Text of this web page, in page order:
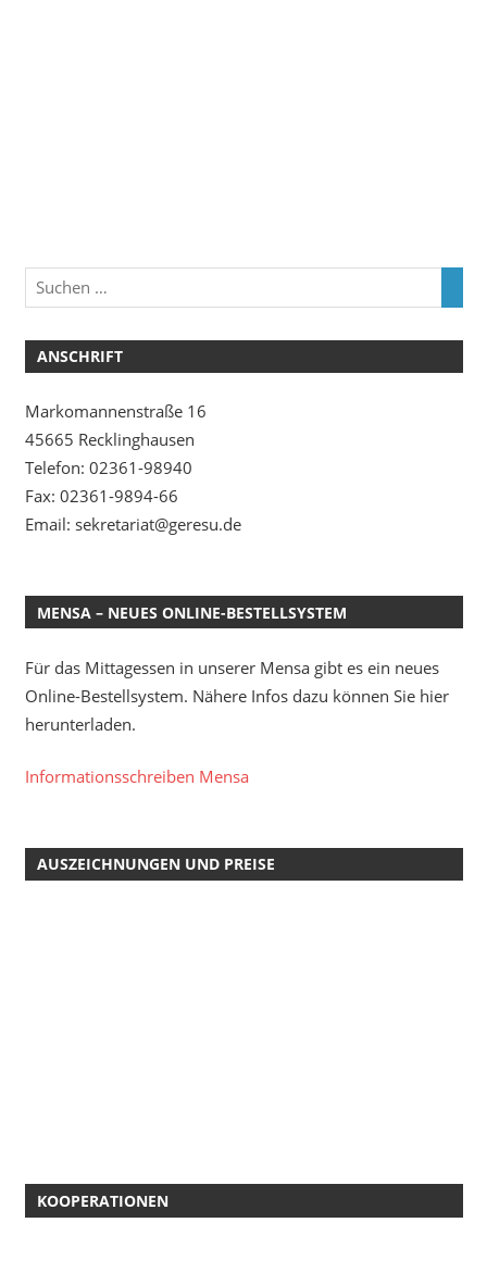
ANSCHRIFT
Markomannenstraße 16
45665 Recklinghausen
Telefon: 02361-98940
Fax: 02361-9894-66
Email: sekretariat@geresu.de
MENSA – NEUES ONLINE-BESTELLSYSTEM
Für das Mittagessen in unserer Mensa gibt es ein neues
Online-Bestellsystem. Nähere Infos dazu können Sie hier
herunterladen.
Informationsschreiben Mensa
AUSZEICHNUNGEN UND PREISE
KOOPERATIONEN